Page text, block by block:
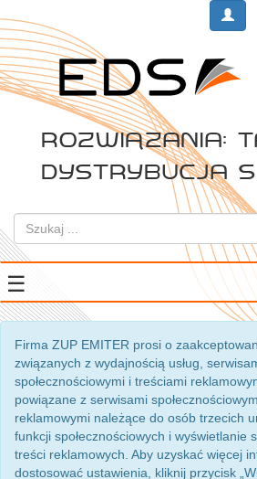
Rozwiązania:
Dystrybucja
☰
Firma ZUP EMITER prosi o
związanych z wydajnością usług,
społecznościowymi i treściami
powiązane z serwisami
reklamowymi należące do osób trzecich
funkcji społecznościowych i wyświetlanie
treści reklamowych. Aby uzyskać więcej
dostosować ustawienia, kliknij przycisk